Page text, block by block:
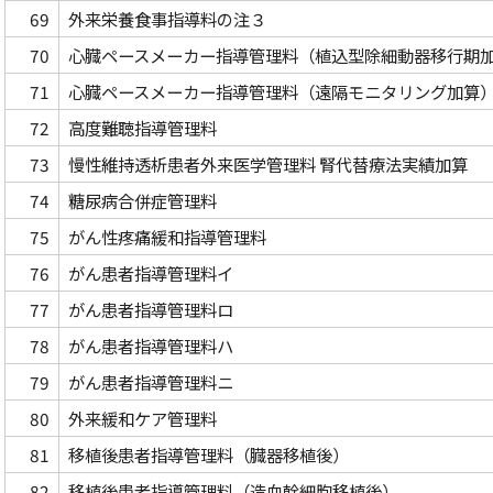
69
外来栄養食事指導料の注３
70
心臓ペースメーカー指導管理料（植込型除細動器移行期加
71
心臓ペースメーカー指導管理料（遠隔モニタリング加算）
72
高度難聴指導管理料
73
慢性維持透析患者外来医学管理料 腎代替療法実績加算
74
糖尿病合併症管理料
75
がん性疼痛緩和指導管理料
76
がん患者指導管理料イ
77
がん患者指導管理料ロ
78
がん患者指導管理料ハ
79
がん患者指導管理料ニ
80
外来緩和ケア管理料
81
移植後患者指導管理料（臓器移植後）